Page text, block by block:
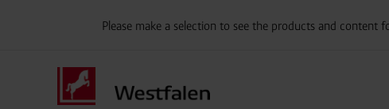
Please make a selection to see the products and content